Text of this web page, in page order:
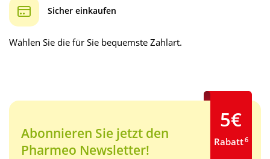
Sicher einkaufen
Wählen Sie die für Sie bequemste Zahlart.
Abonnieren Sie jetzt den
Pharmeo Newsletter!
5€
Rabatt6